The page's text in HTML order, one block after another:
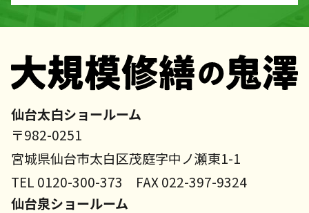
仙台太白ショールーム
〒982-0251
宮城県仙台市太白区茂庭字中ノ瀬東1-1
TEL 0120-300-373 FAX 022-397-9324
仙台泉ショールーム